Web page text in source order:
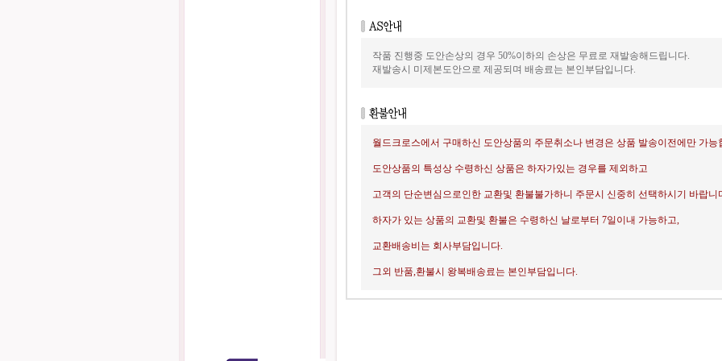
작품 진행중 도안손상의 경우 50%이하의 손상은 무료로 재발송해드립니다.
재발송시 미제본도안으로 제공되며 배송료는 본인부담입니다.
월드크로스에서 구매하신 도안상품의 주문취소나 변경은 상품 발송이전에만 가능
도안상품의 특성상 수령하신 상품은 하자가있는 경우를 제외하고
고객의 단순변심으로인한 교환및 환불불가하니 주문시 신중히 선택하시기 바랍니
하자가 있는 상품의 교환및 환불은 수령하신 날로부터 7일이내 가능하고,
교환배송비는 회사부담입니다.
그외 반품,환불시 왕복배송료는 본인부담입니다.